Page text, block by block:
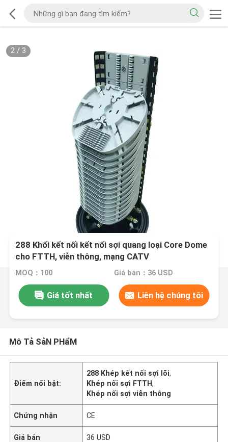
2/ 3
288 Khối kết nối kết nối sợi quang loại Core Dome
cho FTTH, viễn thông, mạng CATV
MOQ：100 Giá bán：36 USD
Giá tốt nhất Liên hệ chúng tôi
Mô Tả SảN PHẩM
Điểm nổi bật:
288 Khép kết nối sợi lõi,
Khép nối sợi FTTH,
Khép nối sợi viễn thông
Chứng nhận CE
Giá bán 36 USD